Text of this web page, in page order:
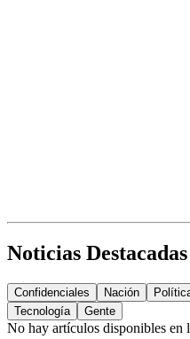
Noticias Destacadas
Confidenciales Nación
Tecnología
Gente
No hay artículos disponibles en